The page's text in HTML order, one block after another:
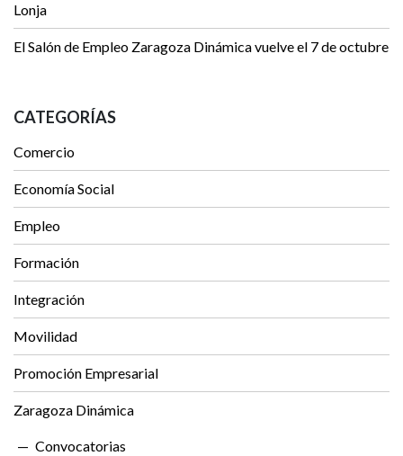
Lonja
El Salón de Empleo Zaragoza Dinámica vuelve el 7 de octubre
CATEGORÍAS
Comercio
Economía Social
Empleo
Formación
Integración
Movilidad
Promoción Empresarial
Zaragoza Dinámica
Convocatorias